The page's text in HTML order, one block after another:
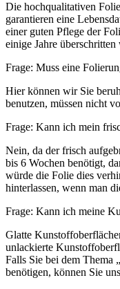
Die hochqualitativen
garantieren eine
einer guten Pflege der
einige Jahre überschritten
Frage: Muss eine
Hier können wir Sie
benutzen, müssen nicht
Frage: Kann ich mein
Nein, da der frisch
bis 6 Wochen benötigt,
würde die Folie dies
hinterlassen, wenn man
Frage: Kann ich meine
Glatte
unlackierte
Falls Sie bei dem Thema
benötigen, können Sie